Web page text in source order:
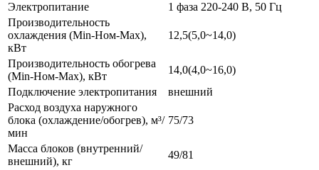
Электропитание
1 фаза 220-240 В, 50 Гц
Производительность
охлаждения (Min-Ном-Max),
кВт
12,5(5,0~14,0)
Производительность обогрева
(Min-Ном-Max), кВт
14,0(4,0~16,0)
Подключение электропитания
внешний
Расход воздуха наружного
блока (охлаждение/обогрев), м³/
мин
75/73
Масса блоков (внутренний/
внешний), кг
49/81